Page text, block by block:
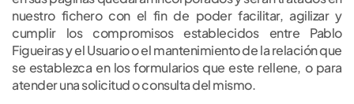
nuestro fichero con el fin de poder facilitar, agilizar y
cumplir los compromisos establecidos entre Pablo
Figueiras y el Usuario o el mantenimiento de la relación que
se establezca en los formularios que este rellene, o para
atender una solicitud o consulta del mismo.